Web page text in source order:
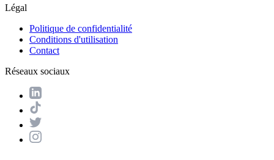
Légal
Politique de confidentialité
Conditions d'utilisation
Contact
Réseaux sociaux